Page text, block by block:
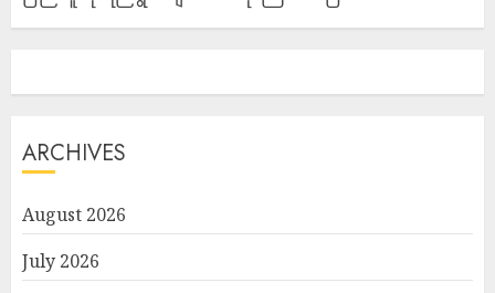
ARCHIVES
August 2026
July 2026